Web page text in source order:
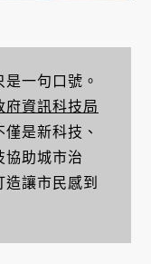
一句口號。
府資訊科技局
是新科技、
協助城市治
讓市民感到